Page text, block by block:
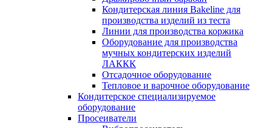
Кондитерская линия Bakeline для
производства изделий из теста
Линии для производства коржика
Оборудование для производства
мучных кондитерских изделий
ЛАККК
Отсадочное оборудование
Тепловое и варочное оборудование
Кондитерское специализируемое
оборудование
Просеиватели